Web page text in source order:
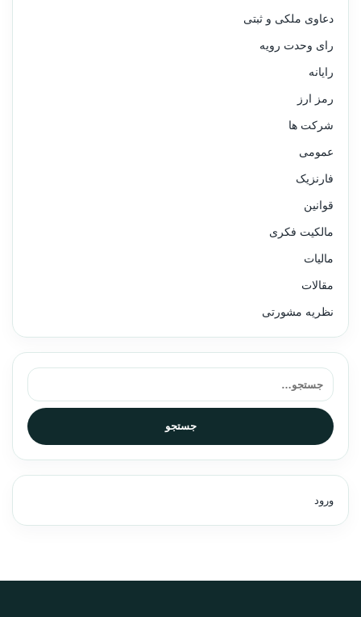
دعاوی ملکی و ثبتی
رای وحدت رویه
رایانه
رمز ارز
شرکت ها
عمومی
فارنزیک
قوانین
مالکیت فکری
مالیات
مقالات
نظریه مشورتی
جستجو برای:
جستجو
ورود